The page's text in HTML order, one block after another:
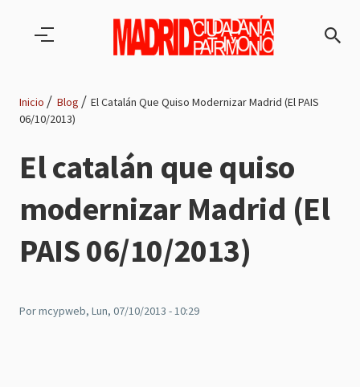
de
navegación
Inicio Blog
El Catalán Que Quiso Modernizar Madrid (El PAIS
06/10/2013)
El catalán que quiso
modernizar Madrid (El
PAIS 06/10/2013)
Pormcypweb, Lun, 07/10/2013 - 10:29